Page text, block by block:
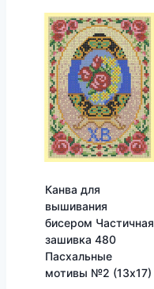
Канва для
вышивания
бисером Частичная
зашивка 480
Пасхальные
мотивы №2 (13х17)